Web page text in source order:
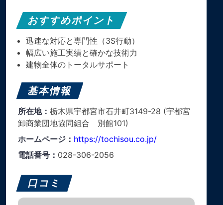
おすすめポイント
迅速な対応と専門性（3S行動）
幅広い施工実績と確かな技術力
建物全体のトータルサポート
基本情報
所在地： 栃木県宇都宮市石井町3149-28 (宇都宮
卸商業団地協同組合 別館101)
ホームページ： https://tochisou.co.jp/
電話番号： 028-306-2056
口コミ